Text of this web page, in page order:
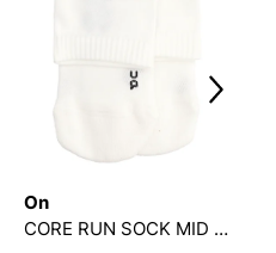
On
CORE RUN SOCK MID 2P